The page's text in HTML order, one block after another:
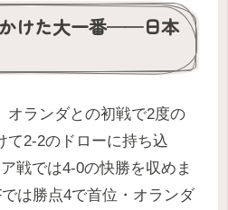
けた大一番──日本
オランダとの初戦で2度の
て2-2のドローに持ち込
戦では4-0の快勝を収めま
は勝点4で首位・オランダ